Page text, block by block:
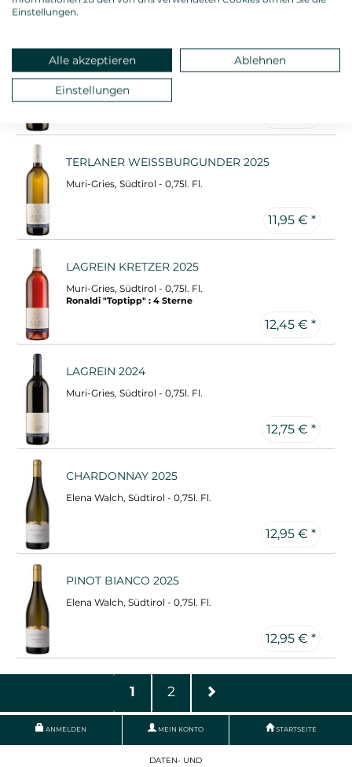
PINOT GRIGIO 2025
Muri-Gries, Südtirol - 0,75l. Fl.
TERLANER WEISSBURGUNDER 2025
Muri-Gries, Südtirol - 0,75l. Fl.
11,95 € *
LAGREIN KRETZER 2025
Muri-Gries, Südtirol - 0,75l. Fl.
Ronaldi "Toptipp" : 4 Sterne
12,45 € *
LAGREIN 2024
Muri-Gries, Südtirol - 0,75l. Fl.
12,75 € *
CHARDONNAY 2025
Elena Walch, Südtirol - 0,75l. Fl.
12,95 € *
PINOT BIANCO 2025
Elena Walch, Südtirol - 0,75l. Fl.
12,95 € *
1 2
ANMELDEN MEIN KONTO STARTSEITE
DATEN- UND
Einstellungen.
Alle akzeptieren Ablehnen
Einstellungen